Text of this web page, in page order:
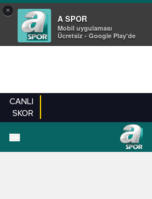
×
A SPOR
Mobil uygulaması
Ücretsiz - Google Play'de
CANLI
SKOR